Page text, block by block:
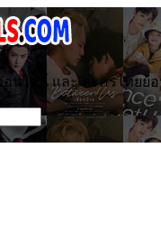
นไลน์ และ ละครไทยย้